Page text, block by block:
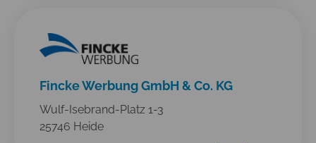
Fincke Werbung GmbH & Co. KG
Wulf-Isebrand-Platz 1-3
25746 Heide